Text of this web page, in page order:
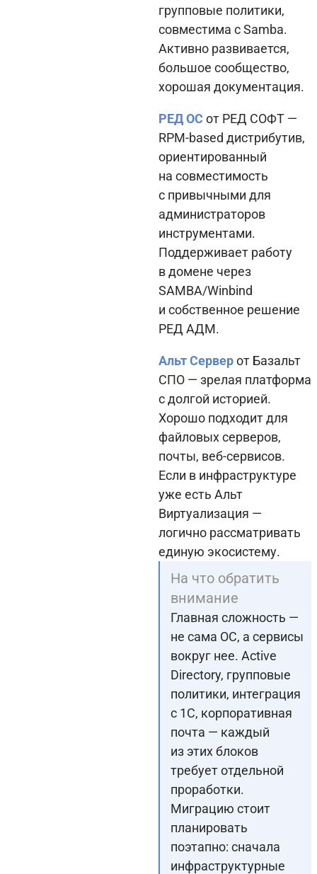
групповые политики,
совместима с Samba.
Активно развивается,
большое сообщество,
хорошая документация.
РЕД ОС от РЕД СОФТ —
RPM-based дистрибутив,
ориентированный
на совместимость
с привычными для
администраторов
инструментами.
Поддерживает работу
в домене через
SAMBA/Winbind
и собственное решение
РЕД АДМ.
Альт Серверот Базальт
СПО — зрелая платформа
с долгой историей.
Хорошо подходит для
файловых серверов,
почты, веб-сервисов.
Если в инфраструктуре
уже есть Альт
Виртуализация —
логично рассматривать
единую экосистему.
На что обратить
внимание
Главная сложность —
не сама ОС, а сервисы
вокруг нее. Active
Directory, групповые
политики, интеграция
с 1С, корпоративная
почта — каждый
из этих блоков
требует отдельной
проработки.
Миграцию стоит
планировать
поэтапно: сначала
инфраструктурные